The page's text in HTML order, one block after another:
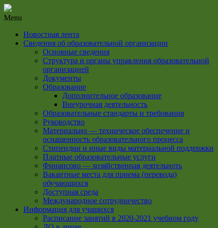
Menu
Новостная лента
Сведения об образовательной организации
Основные сведения
Структура и органы управления образовательной
организацией
Документы
Образование
Дополнительное образование
Внеурочная деятельность
Образовательные стандарты и требования
Руководство
Материально — техническое обеспечение и
оснащенность образовательного процесса
Стипендии и иные виды материальной поддержки
Платные образовательные услуги
Финансово — хозяйственная деятельноть
Вакантные места для приема (перевода)
обучающихся
Доступная среда
Международное сотрудничество
Информация для учащихся
Расписание занятий в 2020-2021 учебном году